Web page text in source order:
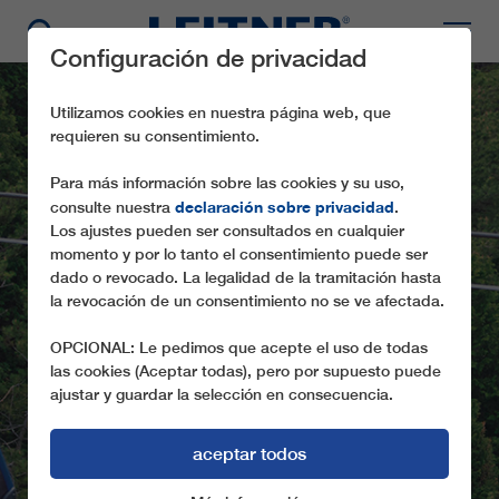
BD10 SACHEON
Configuración de privacidad
Utilizamos cookies en nuestra página web, que
requieren su consentimiento.
Para más información sobre las cookies y su uso,
consulte nuestra declaración sobre privacidad.
Los ajustes pueden ser consultados en cualquier
momento y por lo tanto el consentimiento puede ser
dado o revocado. La legalidad de la tramitación hasta
la revocación de un consentimiento no se ve afectada.
OPCIONAL: Le pedimos que acepte el uso de todas
las cookies (Aceptar todas), pero por supuesto puede
ajustar y guardar la selección en consecuencia.
aceptar todos